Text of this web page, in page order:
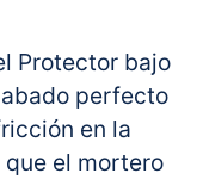
Protector bajo
perfecto
en la
el mortero